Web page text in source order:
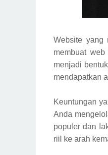
Website yang
membuat
menjadi
mendapatkan
Keuntungan
Anda
populer dan
riil ke arah